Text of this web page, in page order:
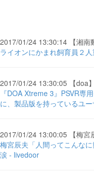
2017/01/24 13:30:14 【湘南
ライオンにかまれ飼育員２
2017/01/24 13:30:05 【doa】
『DOA Xtreme 3』PSVR専
に、製品版を持っているユ
2017/01/24 13:00:05 【梅宮
梅宮辰夫「人間ってこんな
涙 - livedoor